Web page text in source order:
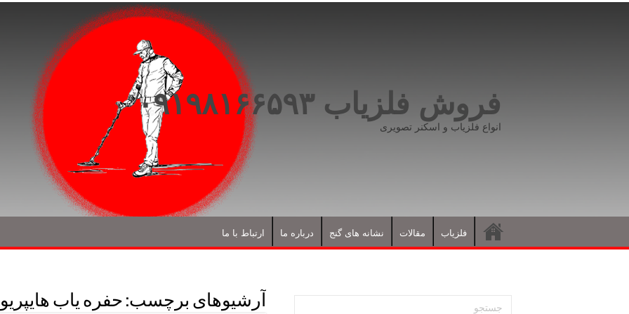
فروش فلزیاب ۰۹۱۹۸۱۶۶۵۹۳
انواع فلزیاب و اسکنر تصویری
فلزیاب مقالات نشانه های گنج درباره ما ارتباط با ما
آرشیوهای برچسب: حفره یاب